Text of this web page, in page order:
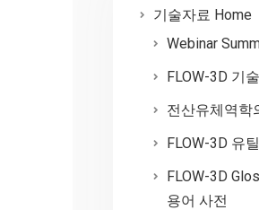
기술자료 Home
Webinar
FLOW-3D 기
전산유체역학
FLOW-3D 유
FLOW-3D
용어 사전